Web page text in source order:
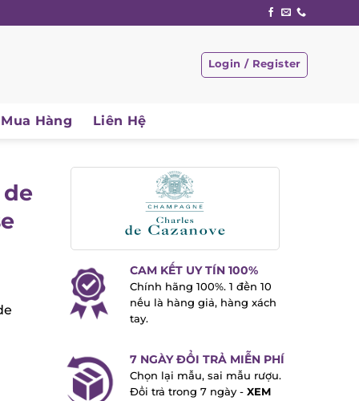
Login / Register
Mua Hàng Liên Hệ
CAM KẾT UY TÍN 100%
Chính hãng 100%. 1 đền 10
nếu là hàng giả, hàng xách
tay.
7 NGÀY ĐỔI TRẢ MIỄN PHÍ
Chọn lại mẫu, sai mẫu rượu.
Đổi trả trong 7 ngày -XEM